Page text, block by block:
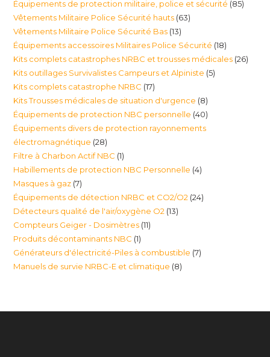
produits
Équipements de protection militaire, police et sécurité 8585
Vêtements Militaire Police Sécurité hauts 6363
Vêtements Militaire Police Sécurité Bas 1313
produits
Équipements accessoires Militaires Police Sécurité 1818
produits
Kits complets catastrophes NRBC et trousses médicales 2626
Kits outillages Survivalistes Campeurs et Alpiniste 55
Kits complets catastrophe NRBC 1717
produits
Kits Trousses médicales de situation d'urgence 88
produits
Équipements de protection NBC personnelle 4040
produits
Équipements divers de protection rayonnements
électromagnétique 2828
produits
Filtre à Charbon Actif NBC 11
produit
Habillements de protection NBC Personnelle 44
Masques à gaz 77
produits
Équipements de détection NRBC et CO2/O2 2424
Détecteurs qualité de l'air/oxygène O2 1313
Compteurs Geiger - Dosimètres 1111
Produits décontaminants NBC 11
produit
Générateurs d'électricité-Piles à combustible 77
Manuels de survie NRBC-E et climatique 88